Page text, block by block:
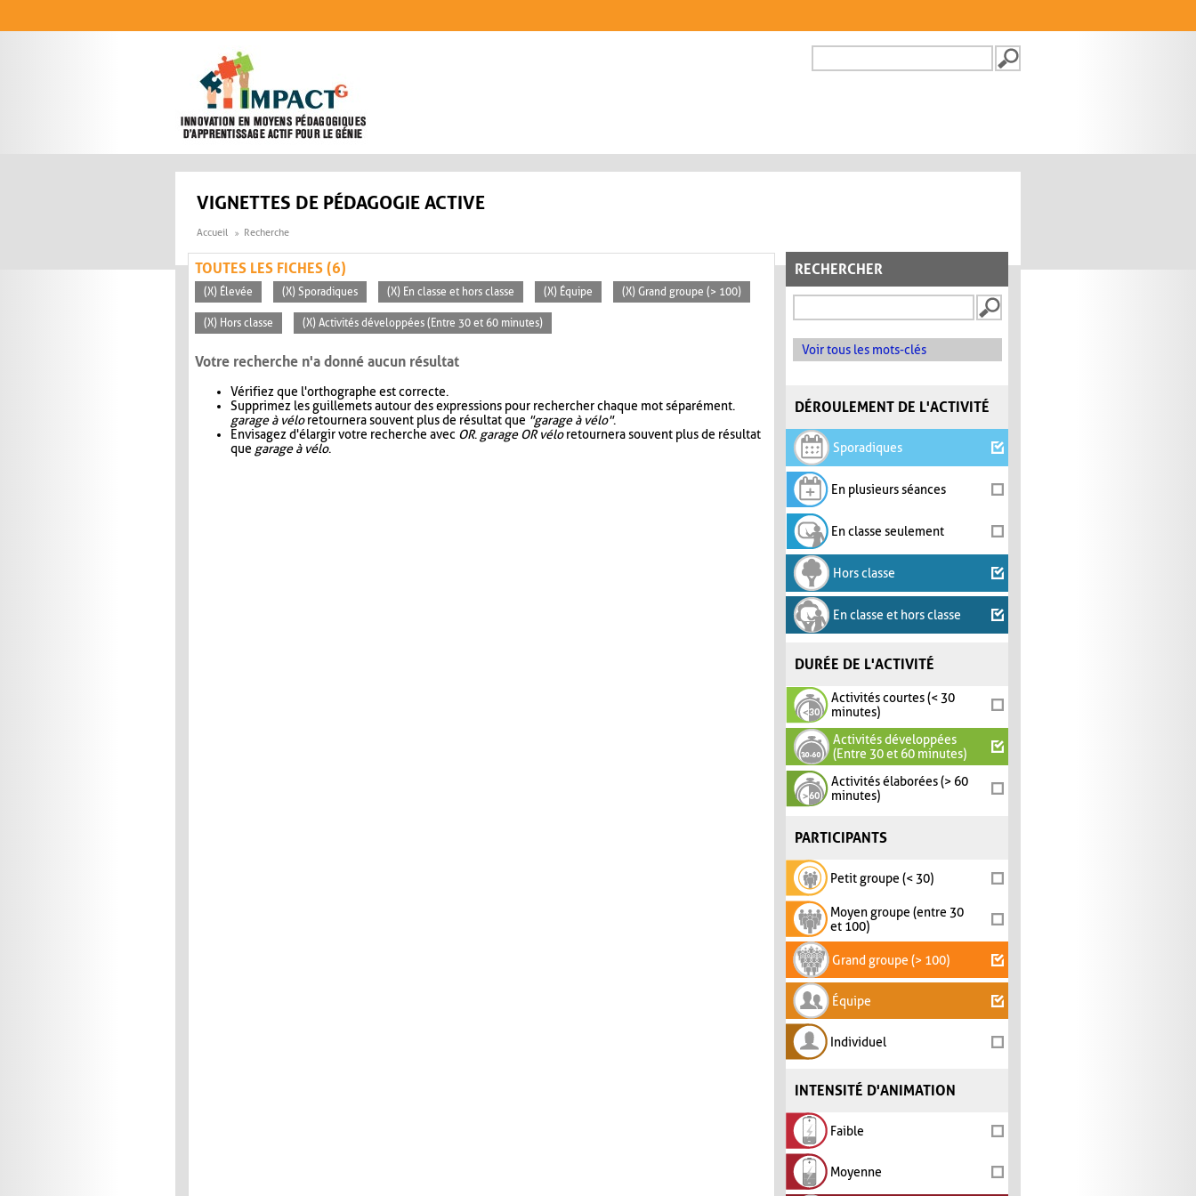
FORMULAIRE DE
VIGNETTES DE PÉDAGOGIE ACTIVE
Accueil Recherche
RECHERCHER
Voir tous les mots-clés
DÉROULEMENT DE L'ACTIVITÉ
Sporadiques
En plusieurs séances
En classe seulement
Hors classe
En classe et hors classe
DURÉE DE L'ACTIVITÉ
Activités courtes (< 30
minutes)
Activités développées
(Entre 30 et 60 minutes)
Activités élaborées (> 60
minutes)
PARTICIPANTS
Petit groupe (< 30)
Moyen groupe (entre 30
et 100)
Grand groupe (> 100)
Équipe
Individuel
INTENSITÉ D'ANIMATION
Faible
Moyenne
TOUTES LES FICHES (6)
(X) Élevée (X) Sporadiques (X) En classe et hors classe (X) Équipe (X) Grand groupe (> 100)
(X) Hors classe (X) Activités développées (Entre 30 et 60 minutes)
Votre recherche n'a donné aucun résultat
Vérifiez que l'orthographe est correcte.
Supprimez les guillemets autour des expressions pour rechercher chaque mot séparément.
garage à véloretournera souvent plus de résultat que "garage à vélo".
Envisagez d'élargir votre recherche avec OR. garage OR véloretournera souvent plus de résultat
que garage à vélo.